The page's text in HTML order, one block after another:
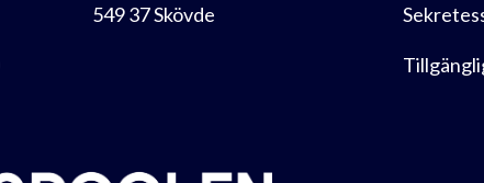
549 37 Skövde